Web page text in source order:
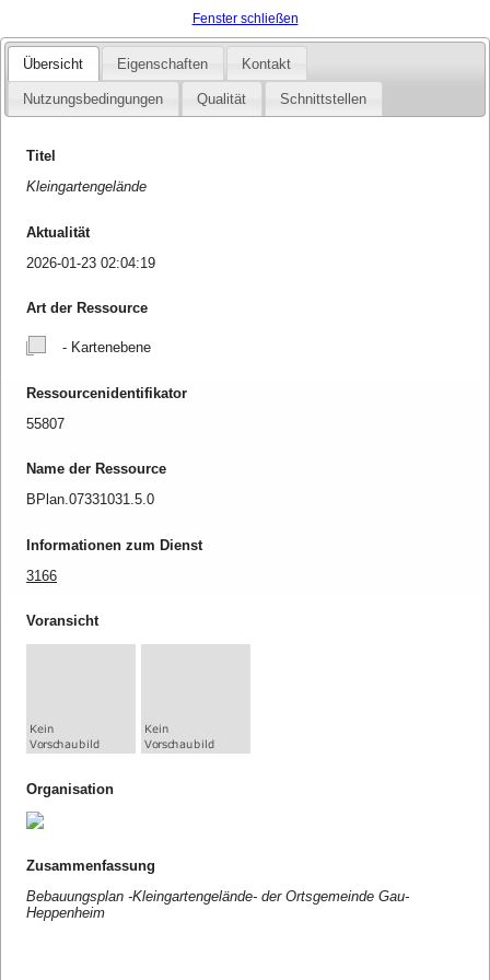
Fenster schließen
Übersicht Eigenschaften Kontakt
Nutzungsbedingungen Qualität Schnittstellen
Titel
Kleingartengelände
Aktualität
2026-01-23 02:04:19
Art der Ressource
- Kartenebene
Ressourcenidentifikator
55807
Name der Ressource
BPlan.07331031.5.0
Informationen zum Dienst
3166
Voransicht
Organisation
Zusammenfassung
Bebauungsplan -Kleingartengelände- der Ortsgemeinde Gau-
Heppenheim